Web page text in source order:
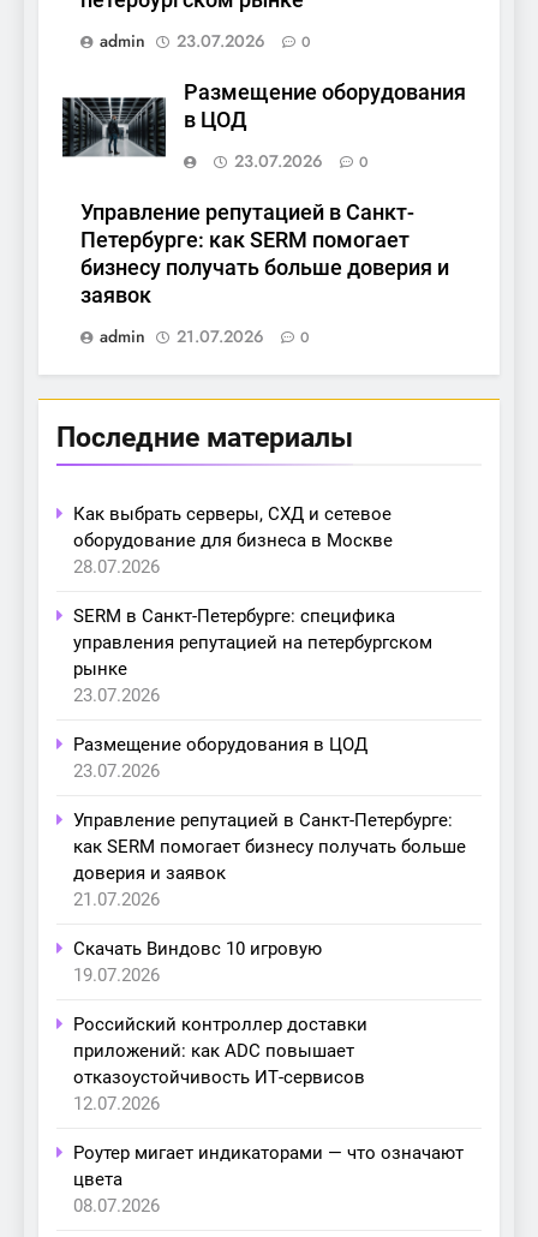
admin
23.07.2026 0
Размещение оборудования
в ЦОД
23.07.2026
0
Управление репутацией в Санкт-
Петербурге: как SERM помогает
бизнесу получать больше доверия и
заявок
admin
21.07.2026 0
Последние материалы
Как выбрать серверы, СХД и сетевое
оборудование для бизнеса в Москве
28.07.2026
SERM в Санкт-Петербурге: специфика
управления репутацией на петербургском
рынке
23.07.2026
Размещение оборудования в ЦОД
23.07.2026
Управление репутацией в Санкт-Петербурге:
как SERM помогает бизнесу получать больше
доверия и заявок
21.07.2026
Скачать Виндовс 10 игровую
19.07.2026
Российский контроллер доставки
приложений: как ADC повышает
отказоустойчивость ИТ-сервисов
12.07.2026
Роутер мигает индикаторами — что означают
цвета
08.07.2026